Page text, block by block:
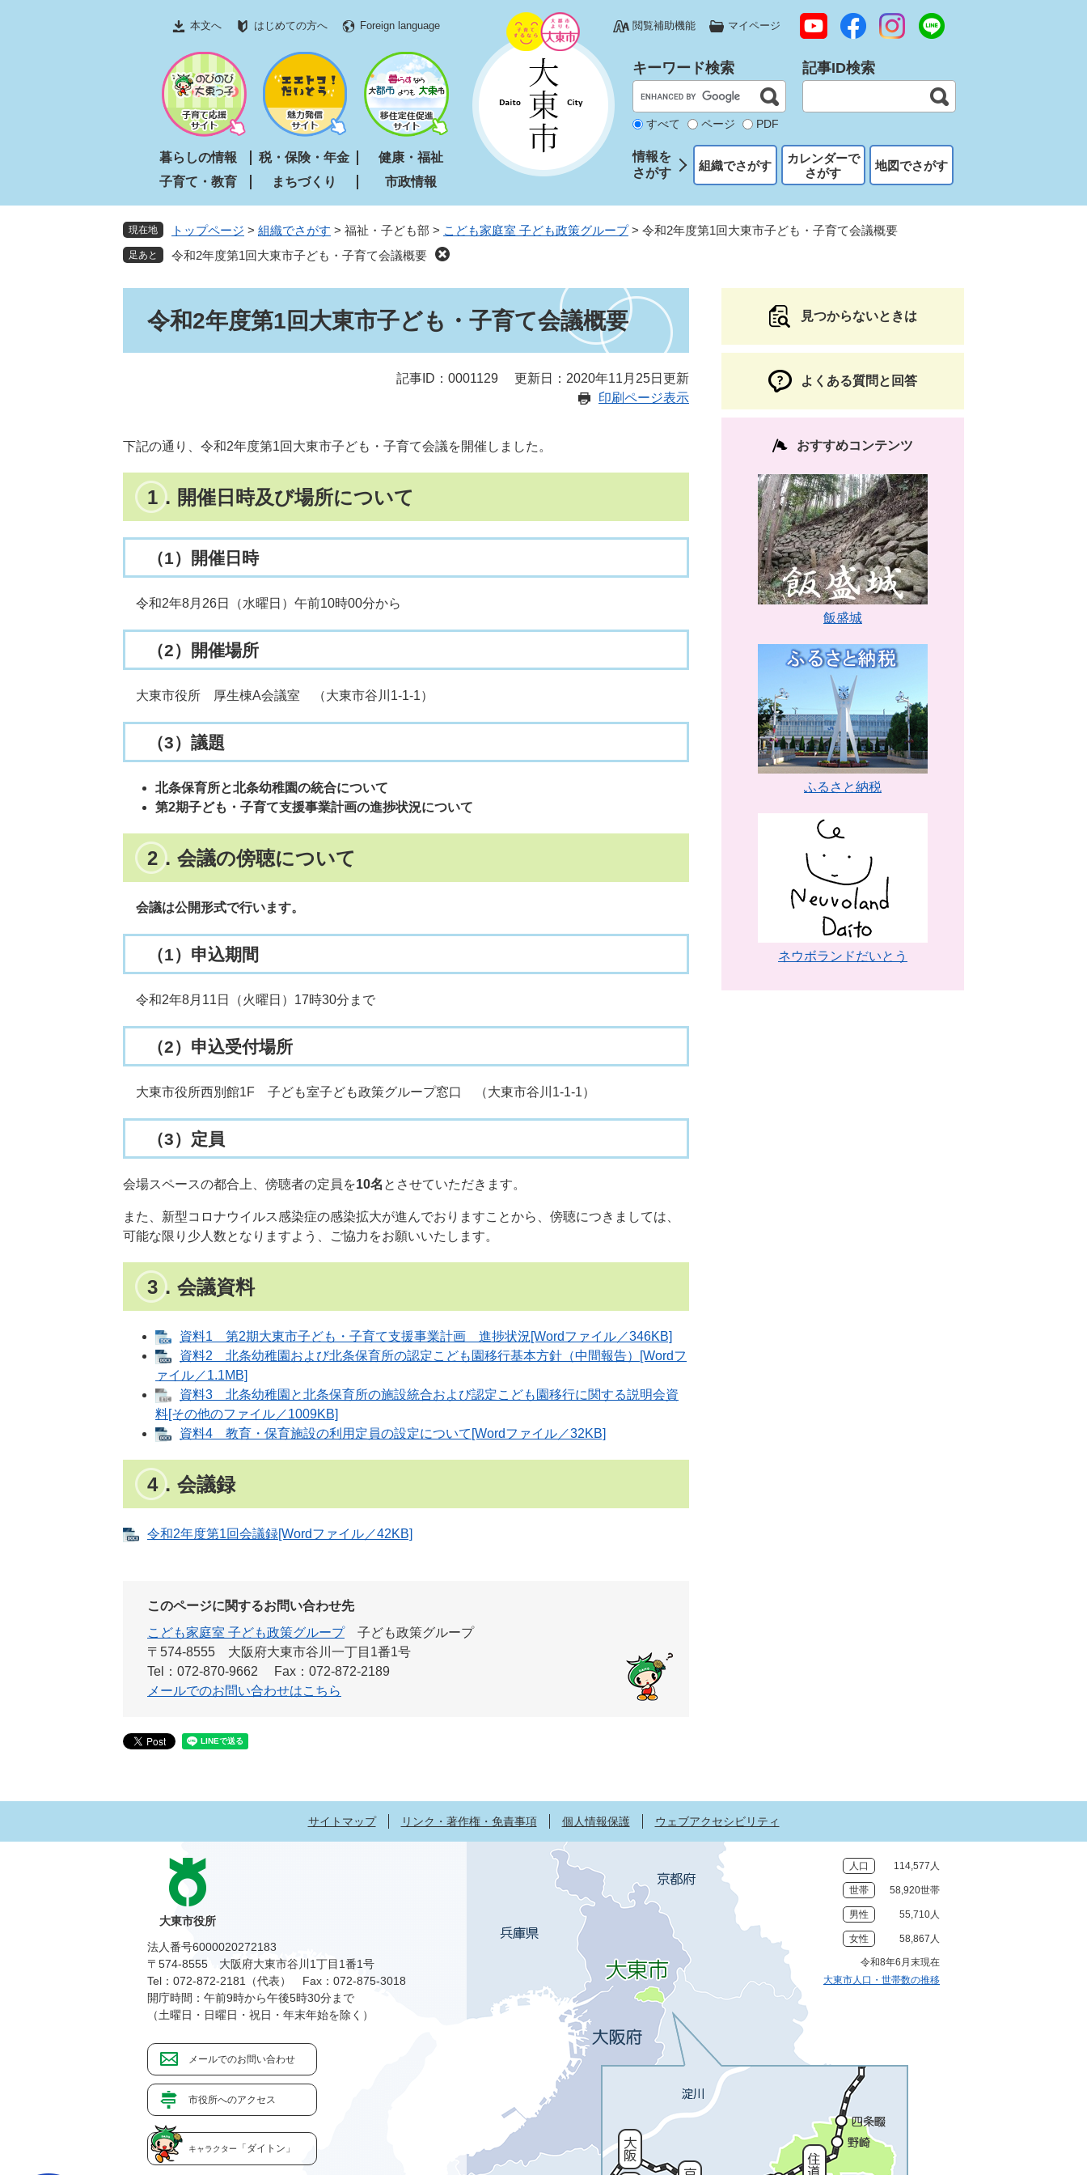
文
本文へ はじめての方へ Foreign language 閲覧補助機能 マイページ
暮らしの情報 税・保険・年金
健康・福祉
子育て・教育
まちづくり 市政情報
キーワード検索
すべて ページ PDF
記事ID検索
情報を
さがす
組織でさがす
カレンダーで
さがす
地図でさがす
現在地 トップページ > 組織でさがす > 福祉・子ども部 > こども家庭室 子ども政策グループ > 令和2年度第1回大東市子ども・子育て会議概要
令和2年度第1回大東市子ども・子育て会議概要
令和2年度第1回大東市子ども・子育て会議概要
記事ID：0001129
更新日：2020年11月25日更新
印刷ページ表示
下記の通り、令和2年度第1回大東市子ども・子育て会議を開催しました。
1．開催日時及び場所について
（1）開催日時
令和2年8月26日（水曜日）午前10時00分から
（2）開催場所
大東市役所 厚生棟A会議室 （大東市谷川1-1-1）
（3）議題
北条保育所と北条幼稚園の統合について
第2期子ども・子育て支援事業計画の進捗状況について
2．会議の傍聴について
会議は公開形式で行います。
（1）申込期間
令和2年8月11日（火曜日）17時30分まで
（2）申込受付場所
大東市役所西別館1F 子ども室子ども政策グループ窓口 （大東市谷川1-1-1）
（3）定員
会場スペースの都合上、傍聴者の定員を10名 とさせていただきます。
また、新型コロナウイルス感染症の感染拡大が進んでおりますことから、傍聴につきましては、
可能な限り少人数となりますよう、ご協力をお願いいたします。
3．会議資料
資料1 第2期大東市子ども・子育て支援事業計画 進捗状況[Wordファイル／346KB]
資料2 北条幼稚園および北条保育所の認定こども園移行基本方針（中間報告）[Wordフ
ァイル／1.1MB]
資料3 北条幼稚園と北条保育所の施設統合および認定こども園移行に関する説明会資
料[その他のファイル／1009KB]
資料4 教育・保育施設の利用定員の設定について[Wordファイル／32KB]
4．会議録
令和2年度第1回会議録[Wordファイル／42KB]
このページに関するお問い合わせ先
こども家庭室 子ども政策グループ
子ども政策グループ
〒574-8555
大阪府大東市谷川一丁目1番1号
Tel：072-870-9662
Fax：072-872-2189
メールでのお問い合わせはこちら
見つからないときは
よくある質問と回答
おすすめコンテンツ
飯盛城
ふるさと納税
ネウボランドだいとう
サイトマップ リンク・著作権・免責事項 個人情報保護 ウェブアクセシビリティ
人口 114,577人
世帯 58,920世帯
男性 55,710人
女性 58,867人
令和8年6月末現在
大東市人口・世帯数の推移
大東市役所
法人番号6000020272183
〒574-8555 大阪府大東市谷川1丁目1番1号
Tel：072-872-2181（代表）
Fax：072-875-3018
開庁時間：午前9時から午後5時30分まで
（土曜日・日曜日・祝日・年末年始を除く）
メールでのお問い合わせ
市役所へのアクセス
キャラクター 「ダイトン」